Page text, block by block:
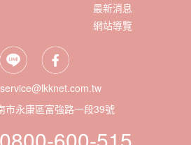
最新消息
網站導覽